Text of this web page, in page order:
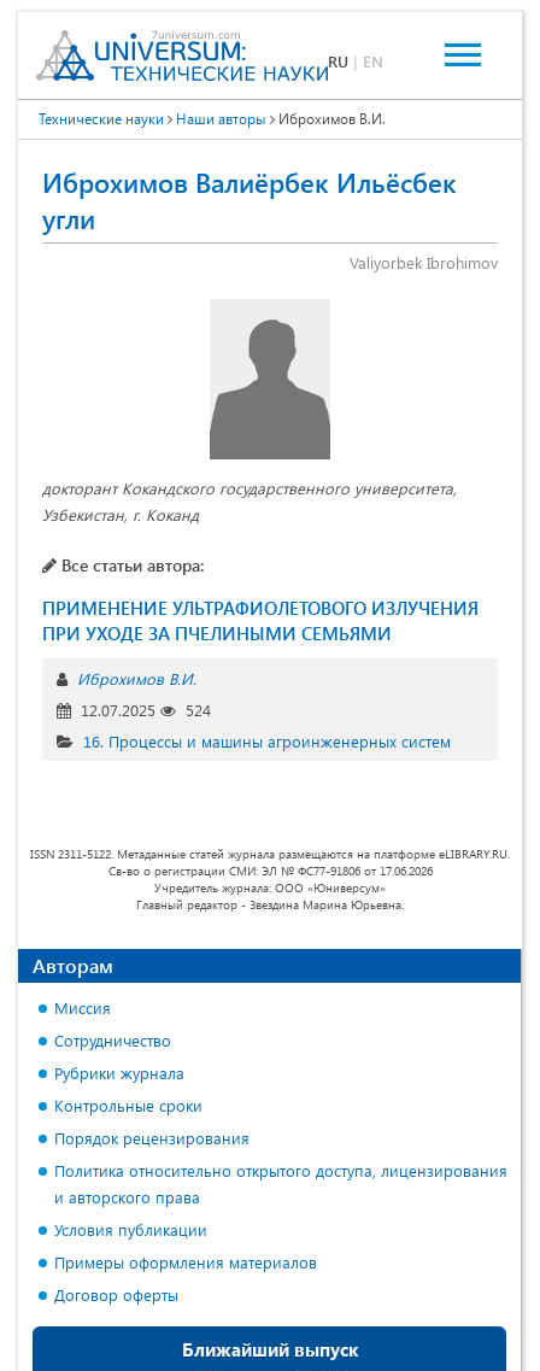
RU | EN
Технические науки Наши авторы Иброхимов В.И.
Иброхимов Валиёрбек Ильёсбек
угли
Valiyorbek Ibrohimov
докторант Кокандского государственного университета,
Узбекистан, г. Коканд
Все статьи автора:
ПРИМЕНЕНИЕ УЛЬТРАФИОЛЕТОВОГО ИЗЛУЧЕНИЯ
ПРИ УХОДЕ ЗА ПЧЕЛИНЫМИ СЕМЬЯМИ
Иброхимов В.И.
12.07.2025
524
16. Процессы и машины агроинженерных систем
ISSN 2311-5122. Метаданные статей журнала размещаются на платформе eLIBRARY.RU.
Св-во о регистрации СМИ: ЭЛ № ФС77-91806 от 17.06.2026
Учредитель журнала: ООО «Юниверсум»
Главный редактор - Звездина Марина Юрьевна.
Авторам
Миссия
Сотрудничество
Рубрики журнала
Контрольные сроки
Порядок рецензирования
Политика относительно открытого доступа, лицензирования
и авторского права
Условия публикации
Примеры оформления материалов
Договор оферты
Ближайший выпуск